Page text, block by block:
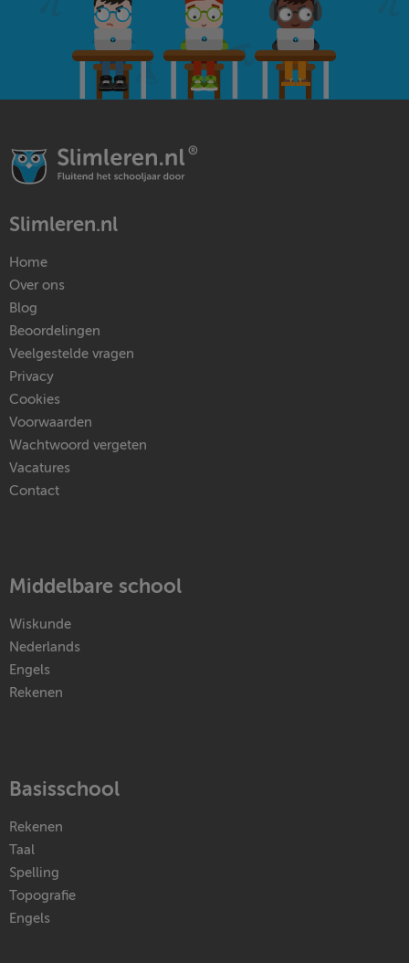
Slimleren.nl
Home
Over ons
Blog
Beoordelingen
Veelgestelde vragen
Privacy
Cookies
Voorwaarden
Wachtwoord vergeten
Vacatures
Contact
Middelbare school
Wiskunde
Nederlands
Engels
Rekenen
Basisschool
Rekenen
Taal
Spelling
Topografie
Engels